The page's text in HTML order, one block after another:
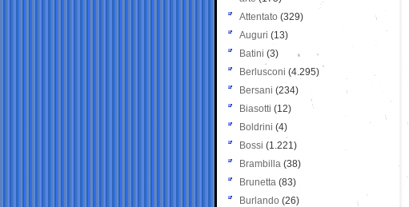
Attentato (329)
Auguri (13)
Batini (3)
Berlusconi (4.295)
Bersani (234)
Biasotti (12)
Boldrini (4)
Bossi (1.221)
Brambilla (38)
Brunetta (83)
Burlando (26)